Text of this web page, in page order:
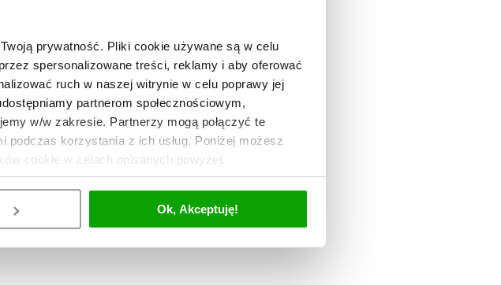
prywatność. Pliki cookie używane są w celu
spersonalizowane treści, reklamy i aby oferować
ruch w naszej witrynie w celu poprawy jej
partnerom społecznościowym,
w/w zakresie. Partnerzy mogą połączyć te
korzystania z ich usług. Poniżej możesz
cookie w celach opisanych powyżej.
Ok, Akceptuję!